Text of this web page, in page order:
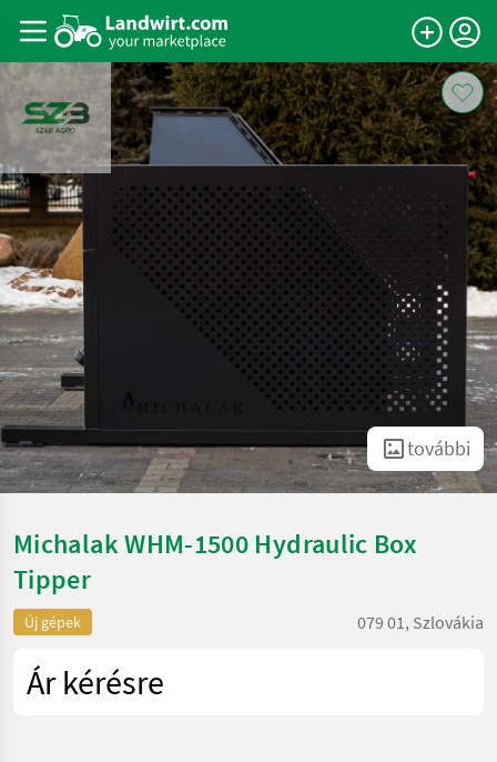
további
Michalak WHM-1500 Hydraulic Box
Tipper
Új gépek 079 01, Szlovákia
Ár kérésre